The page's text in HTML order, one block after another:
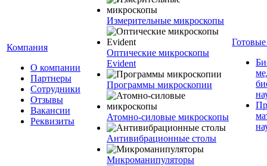
Компания
О компании
Партнеры
Сотрудники
Отзывы
Вакансии
Реквизиты
Измерительные микроскопы
Оптические микроскопы
Evident
Программы микроскопии
Атомно-силовые микроскопы
Антивибрационные столы
Микроманипуляторы